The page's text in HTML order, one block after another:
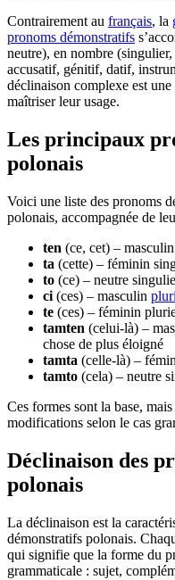
Contrairement au français, la
pronoms démonstratifs
neutre), en nombre (singulier,
accusatif, génitif, datif,
déclinaison complexe est
maîtriser leur usage.
Les principaux
polonais
Voici une liste des pronoms
polonais, accompagnée de
ten (ce, cet) –
ta (cette) – féminin
to (ce) – neutre
ci (ces) – masculin
te (ces) – féminin
tamten (celui-là) –
chose de plus éloigné
tamta (celle-là) –
tamto (cela) – neutre
Ces formes sont la base,
modifications selon le cas
Déclinaison des
polonais
La déclinaison est la
démonstratifs polonais.
qui signifie que la forme du
grammaticale : sujet,